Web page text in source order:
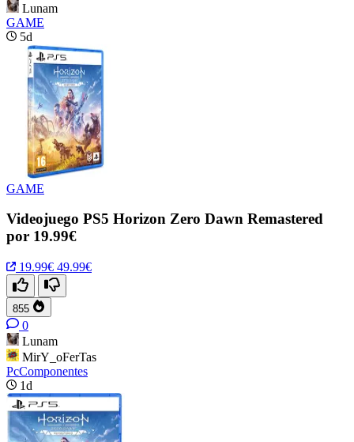
Lunam
GAME
5d
GAME
Videojuego PS5 Horizon Zero Dawn Remastered
por 19.99€
19.99€ 49.99€
855
0
Lunam
MirY_oFerTas
PcComponentes
1d